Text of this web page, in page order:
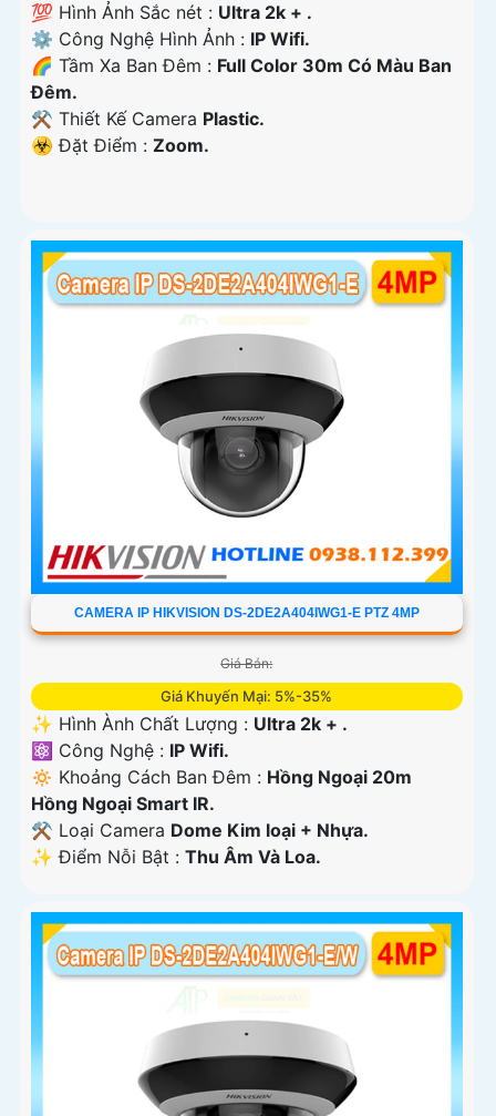
💯 Hình Ảnh Sắc nét : Ultra 2k + .
⚙ Công Nghệ Hình Ảnh : IP Wifi.
🌈 Tầm Xa Ban Đêm : Full Color 30m Có Màu Ban
Ðêm.
⚒ Thiết Kế Camera Plastic.
️☣️ Đặt Điểm : Zoom.
CAMERA IP HIKVISION DS-2DE2A404IWG1-E PTZ 4MP
Giá Bán:
Giá Khuyến Mại: 5%-35%
✨ Hình Ành Chất Lượng : Ultra 2k + .
⚛️ Công Nghệ : IP Wifi.
🔅 Khoảng Cách Ban Đêm : Hồng Ngoại 20m
Hồng Ngoại Smart IR.
⚒ Loại Camera Dome Kim loại + Nhựa.
️✨ Điểm Nỗi Bật : Thu Âm Và Loa.